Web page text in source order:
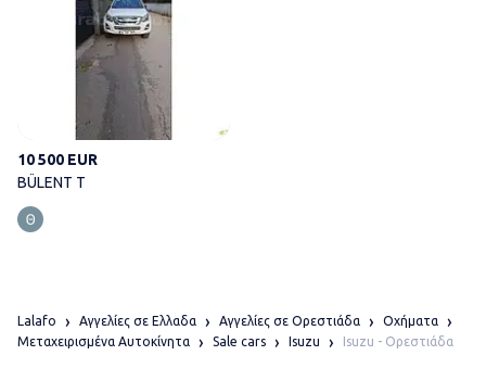
10 500 EUR
BÜLENT T
Lalafo Αγγελίες σε Ελλαδα Αγγελίες σε Ορεστιάδα
Οχήματα
Μεταχειρισμένα Αυτοκίνητα
Sale cars Isuzu Isuzu - Ορεστιάδα